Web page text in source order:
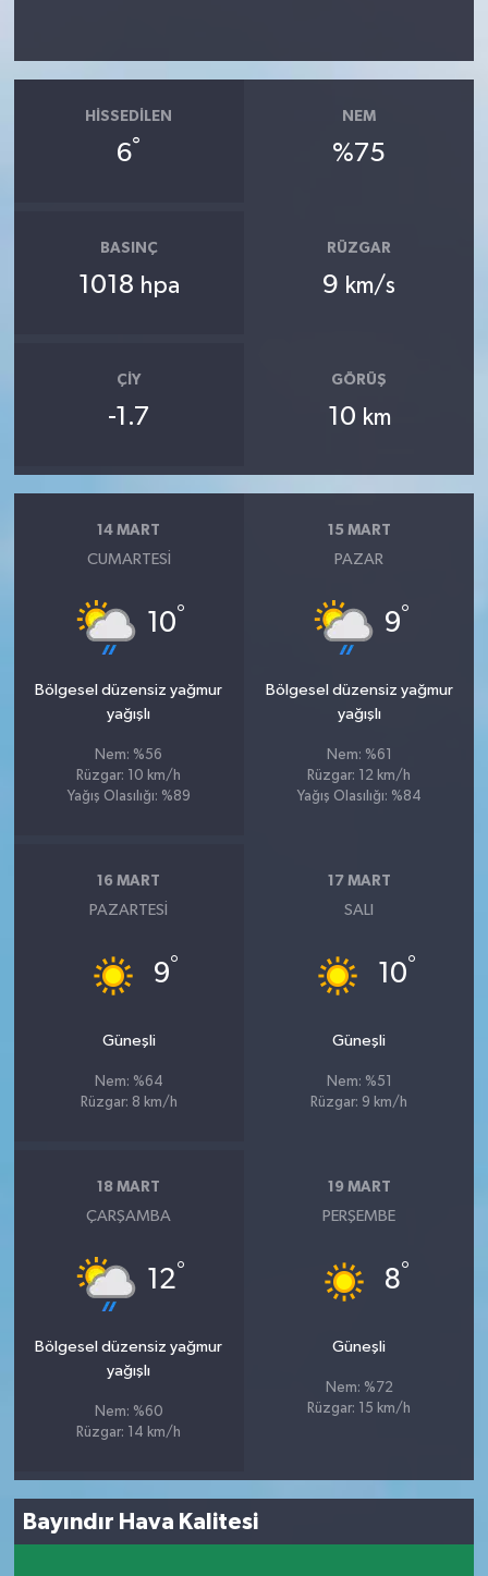
HISSEDILEN
6°
NEM
%75
BASINÇ
1018 hpa
RÜZGAR
9 km/s
ÇIY
-1.7
GÖRÜŞ
10 km
14 MART
CUMARTESI
10°
Bölgesel düzensiz yağmur
yağışlı
Nem: %56
Rüzgar: 10 km/h
Yağış Olasılığı: %89
15 MART
PAZAR
9°
Bölgesel düzensiz yağmur
yağışlı
Nem: %61
Rüzgar: 12 km/h
Yağış Olasılığı: %84
16 MART
PAZARTESI
9°
Güneşli
Nem: %64
Rüzgar: 8 km/h
17 MART
SALI
10°
Güneşli
Nem: %51
Rüzgar: 9 km/h
18 MART
ÇARŞAMBA
12°
Bölgesel düzensiz yağmur
yağışlı
Nem: %60
Rüzgar: 14 km/h
19 MART
PERŞEMBE
8°
Güneşli
Nem: %72
Rüzgar: 15 km/h
Bayındır Hava Kalitesi